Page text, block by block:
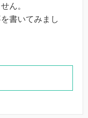
ん。
書いてみまし